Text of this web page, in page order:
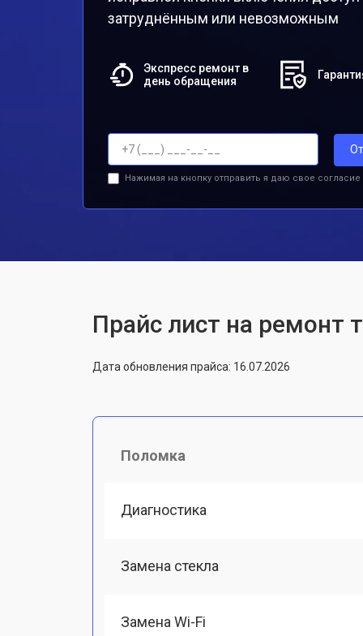
затруднённым или невозможным
Экспресс ремонт в
день обращения
Нажимая на кнопку отправить я даю свое согласие
Прайс лист на ремонт
Дата обновления прайса: 16.07.2026
Поломка
Диагностика
Замена стекла
Замена Wi-Fi